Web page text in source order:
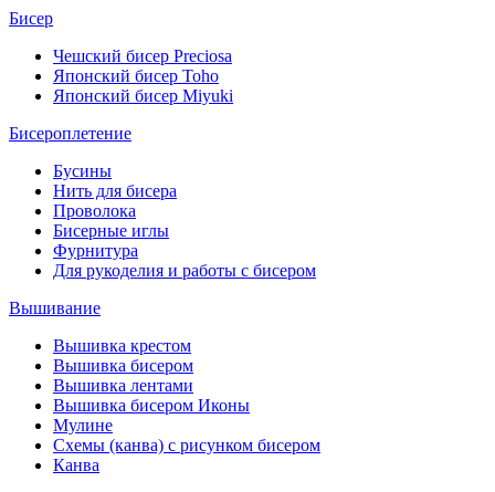
Бисер
Чешский бисер Preciosa
Японский бисер Toho
Японский бисер Miyuki
Бисероплетение
Бусины
Нить для бисера
Проволока
Бисерные иглы
Фурнитура
Для рукоделия и работы с бисером
Вышивание
Вышивка крестом
Вышивка бисером
Вышивка лентами
Вышивка бисером Иконы
Мулине
Схемы (канва) с рисунком бисером
Канва